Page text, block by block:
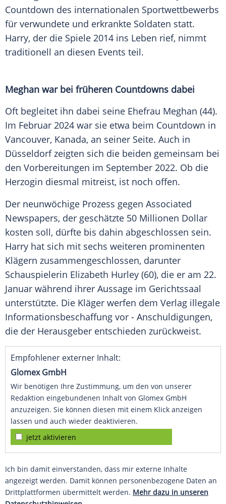
Countdown des internationalen Sportwettbewerbs
für verwundete und erkrankte Soldaten statt.
Harry, der die Spiele 2014 ins Leben rief, nimmt
traditionell an diesen Events teil.
Meghan war bei früheren Countdowns dabei
Oft begleitet ihn dabei seine Ehefrau Meghan (44).
Im Februar 2024 war sie etwa beim Countdown in
Vancouver, Kanada, an seiner Seite. Auch in
Düsseldorf zeigten sich die beiden gemeinsam bei
den Vorbereitungen im September 2022. Ob die
Herzogin diesmal mitreist, ist noch offen.
Der neunwöchige Prozess gegen Associated
Newspapers, der geschätzte 50 Millionen Dollar
kosten soll, dürfte bis dahin abgeschlossen sein.
Harry hat sich mit sechs weiteren prominenten
Klägern zusammengeschlossen, darunter
Schauspielerin Elizabeth Hurley (60), die er am 22.
Januar während ihrer Aussage im Gerichtssaal
unterstützte. Die Kläger werfen dem Verlag illegale
Informationsbeschaffung vor - Anschuldigungen,
die der Herausgeber entschieden zurückweist.
Empfohlener externer Inhalt:
Glomex GmbH
Wir benötigen Ihre Zustimmung, um den von unserer
Redaktion eingebundenen Inhalt von Glomex GmbH
anzuzeigen. Sie können diesen mit einem Klick anzeigen
lassen und auch wieder deaktivieren.
jetzt aktivieren
Ich bin damit einverstanden, dass mir externe Inhalte
angezeigt werden. Damit können personenbezogene Daten an
Drittplattformen übermittelt werden. Mehr dazu in unseren